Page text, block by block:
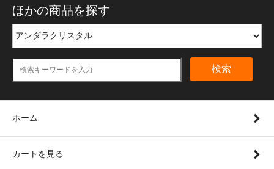
ほかの商品を探す
検索
ホーム
カートを見る